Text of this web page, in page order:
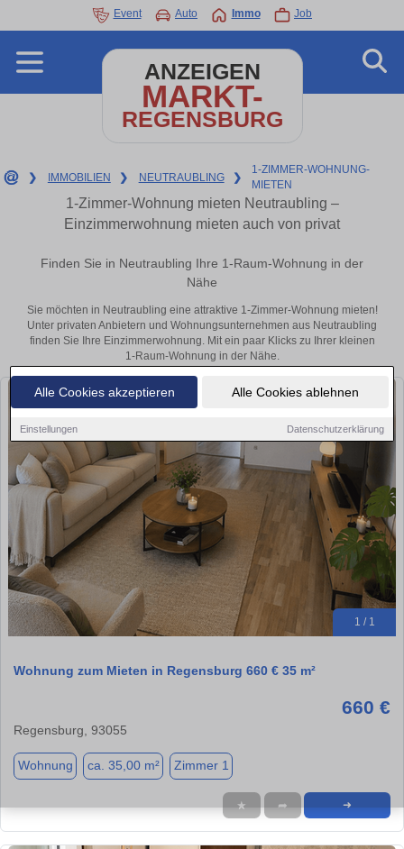
Alle Cookies akzeptieren Alle Cookies ablehnen
Einstellungen Datenschutzerklärung
Event Auto Immo Job
ANZEIGEN
MARKT-
REGENSBURG
❯ IMMOBILIEN ❯ NEUTRAUBLING ❯
1-ZIMMER-WOHNUNG-
MIETEN
1-Zimmer-Wohnung mieten Neutraubling –
Einzimmerwohnung mieten auch von privat
Finden Sie in Neutraubling Ihre 1-Raum-Wohnung in der
Nähe
Sie möchten in Neutraubling eine attraktive 1-Zimmer-Wohnung mieten!
Unter privaten Anbietern und Wohnungsunternehmen aus Neutraubling
finden Sie Ihre Einzimmerwohnung. Mit ein paar Klicks zu Ihrer kleinen
1-Raum-Wohnung in der Nähe.
1 / 1
Wohnung zum Mieten in Regensburg 660 € 35 m²
660 €
Regensburg, 93055
Wohnung ca. 35,00 m² Zimmer 1
★ ➦ ➜